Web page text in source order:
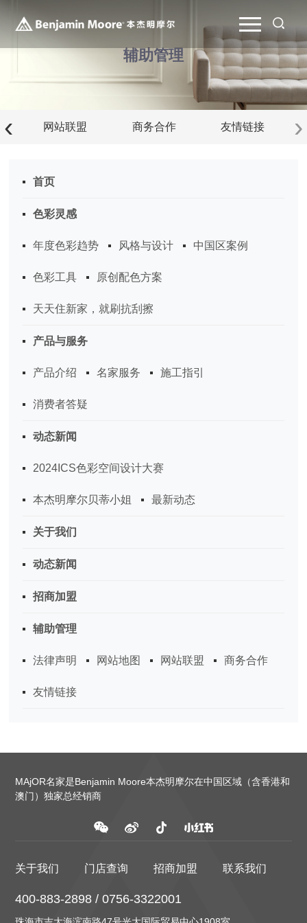
辅助管理
网站联盟 商务合作 友情链接
‹ ›
首页
色彩灵感
年度色彩趋势 风格与设计 中国区案例
色彩工具 原创配色方案
天天住新家，就刷抗刮擦
产品与服务
产品介绍 名家服务 施工指引
消费者答疑
动态新闻
2024ICS色彩空间设计大赛
本杰明摩尔贝蒂小姐 最新动态
关于我们
动态新闻
招商加盟
辅助管理
法律声明 网站地图 网站联盟 商务合作
友情链接
MAjOR名家是Benjamin Moore本杰明摩尔在中国区域（含香港和
澳门）独家总经销商
关于我们 门店查询 招商加盟 联系我们
400-883-2898 / 0756-3322001